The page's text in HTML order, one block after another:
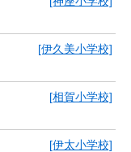
[伊久美小学校]
[相賀小学校]
[伊太小学校]